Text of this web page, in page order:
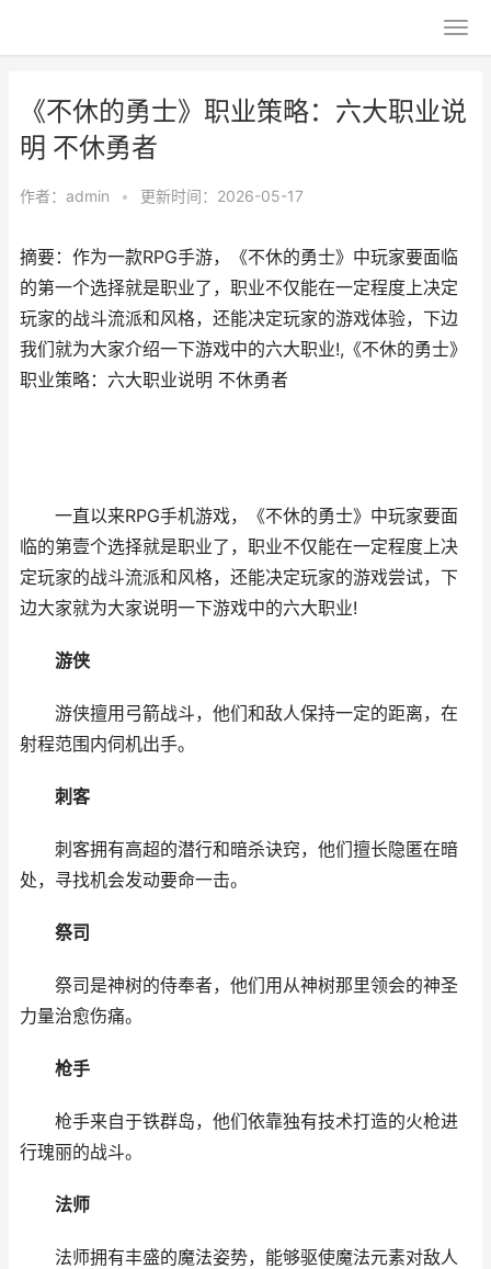
《不休的勇士》职业策略：六大职业说
明 不休勇者
作者： admin • 更新时间：2026-05-17
摘要：作为一款RPG手游，《不休的勇士》中玩家要面临
的第一个选择就是职业了，职业不仅能在一定程度上决定
玩家的战斗流派和风格，还能决定玩家的游戏体验，下边
我们就为大家介绍一下游戏中的六大职业!,《不休的勇士》
职业策略：六大职业说明 不休勇者
一直以来RPG手机游戏，《不休的勇士》中玩家要面
临的第壹个选择就是职业了，职业不仅能在一定程度上决
定玩家的战斗流派和风格，还能决定玩家的游戏尝试，下
边大家就为大家说明一下游戏中的六大职业!
游侠
游侠擅用弓箭战斗，他们和敌人保持一定的距离，在
射程范围内伺机出手。
刺客
刺客拥有高超的潜行和暗杀诀窍，他们擅长隐匿在暗
处，寻找机会发动要命一击。
祭司
祭司是神树的侍奉者，他们用从神树那里领会的神圣
力量治愈伤痛。
枪手
枪手来自于铁群岛，他们依靠独有技术打造的火枪进
行瑰丽的战斗。
法师
法师拥有丰盛的魔法姿势，能够驱使魔法元素对敌人